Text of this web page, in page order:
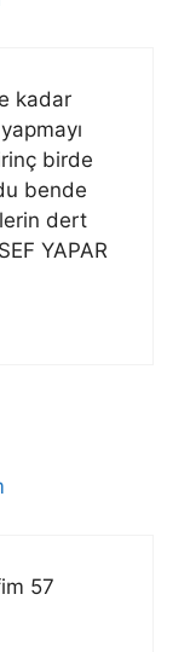
kadar
birde
bende
dert
YAPAR
57